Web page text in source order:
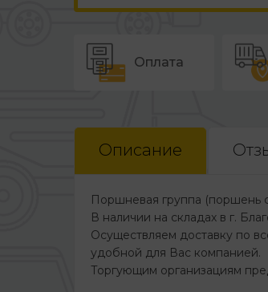
Оплата
Описание
Поршневая группа (поршень
В наличии на складах в г.
Осуществляем доставку по
удобной для Вас компанией.
Торгующим организациям